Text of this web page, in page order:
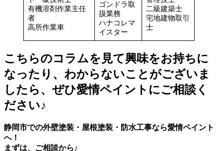
有機溶剤作業主任
者
高所作業車
ゴンドラ取
扱業務
ハナコレマ
イスター
二級建築士
宅地建物取引
士
こちらのコラムを見て興味をお持ちに
なったり、わからないことがございま
したら、ぜひ愛情ペイントにご相談く
ださい♪
静岡市での外壁塗装・屋根塗装・防水工事なら愛情ペイント
へ！
まずは、ご相談から♪